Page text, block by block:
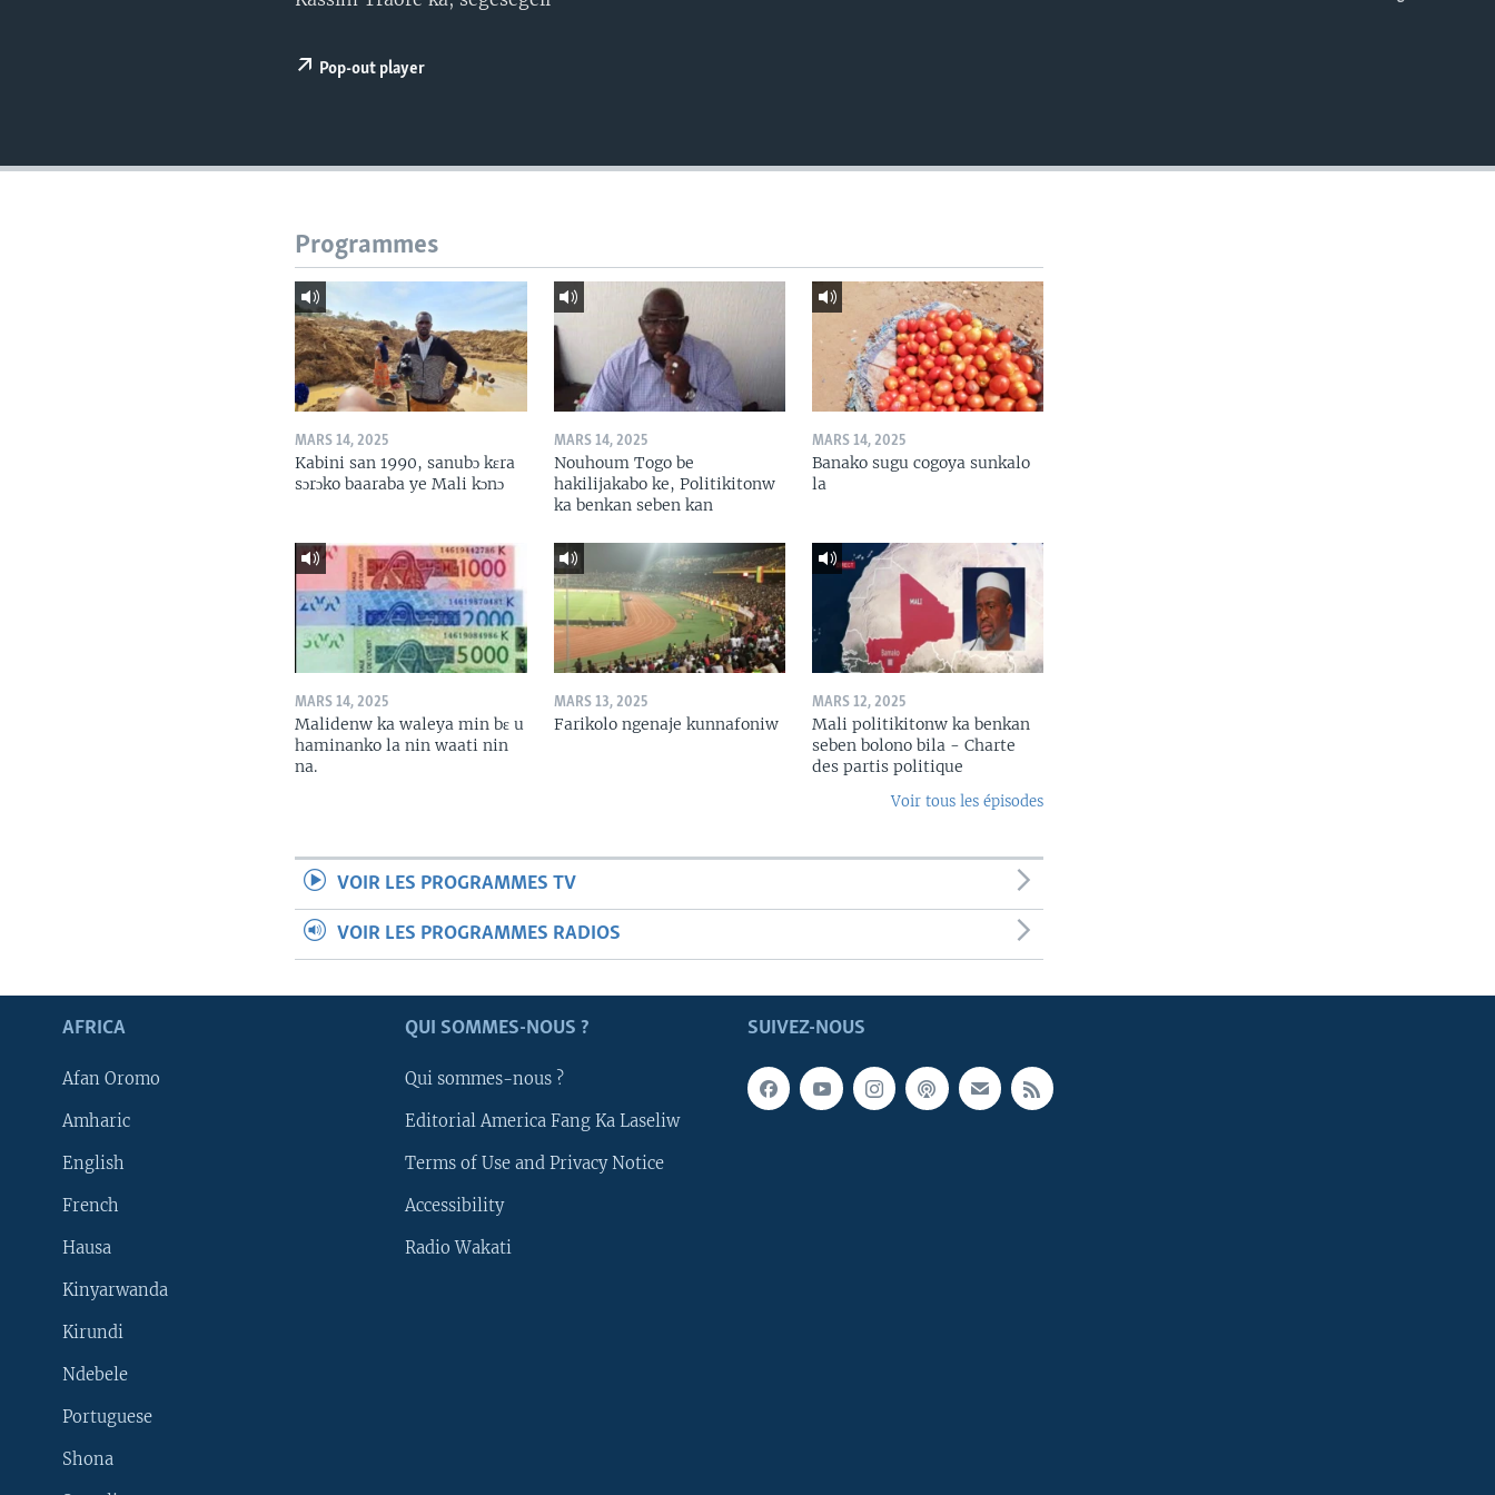
Pop-out player
Programmes
MARS 14, 2025
Kabini san 1990, sanubɔ kɛra
sɔrɔko baaraba ye Mali kɔnɔ
MARS 14, 2025
Nouhoum Togo be
hakilijakabo ke, Politikitonw
ka benkan seben kan
MARS 14, 2025
Banako sugu cogoya sunkalo
la
MARS 14, 2025
Malidenw ka waleya min bɛ u
haminanko la nin waati nin
na.
MARS 13, 2025
Farikolo ngenaje kunnafoniw
MARS 12, 2025
Mali politikitonw ka benkan
seben bolono bila - Charte
des partis politique
Voir tous les épisodes
VOIR LES PROGRAMMES TV
VOIR LES PROGRAMMES RADIOS
SUIVEZ-NOUS
AFRICA
Afan Oromo
Amharic
English
French
Hausa
Kinyarwanda
Kirundi
Ndebele
Portuguese
Shona
QUI SOMMES-NOUS ?
Qui sommes-nous ?
Editorial America Fang Ka Laseliw
Terms of Use and Privacy Notice
Accessibility
Radio Wakati